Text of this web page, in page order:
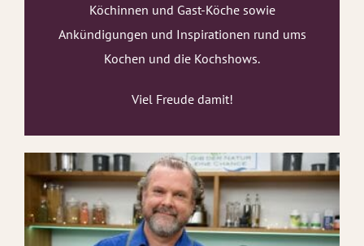
Köchinnen und Gast-Köche sowie
Ankündigungen und Inspirationen rund ums
Kochen und die Kochshows.
Viel Freude damit!